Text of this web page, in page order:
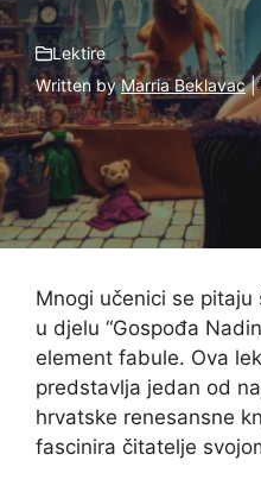
Lektire
Written byMarria Beklavac|
Mnogi učenici se
u djelu “Gospođa
element fabule. Ova
predstavlja jedan od
hrvatske renesansne
fascinira čitatelje